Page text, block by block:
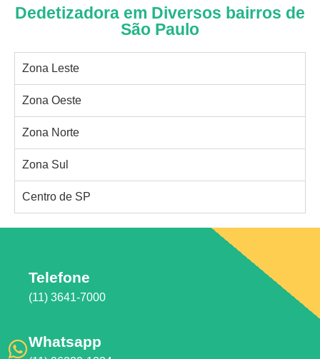
Dedetizadora em Diversos bairros de
São Paulo
Zona Leste
Zona Oeste
Zona Norte
Zona Sul
Centro de SP
Telefone
(11) 3641-7000
Whatsapp